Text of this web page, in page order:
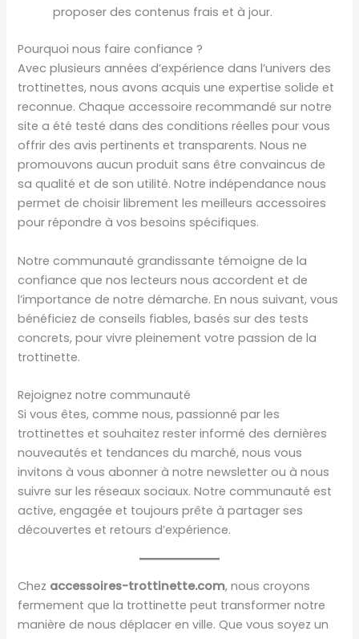
proposer des contenus frais et à jour.
Pourquoi nous faire confiance ?
Avec plusieurs années d’expérience dans l’univers des
trottinettes, nous avons acquis une expertise solide et
reconnue. Chaque accessoire recommandé sur notre
site a été testé dans des conditions réelles pour vous
offrir des avis pertinents et transparents. Nous ne
promouvons aucun produit sans être convaincus de
sa qualité et de son utilité. Notre indépendance nous
permet de choisir librement les meilleurs accessoires
pour répondre à vos besoins spécifiques.
Notre communauté grandissante témoigne de la
confiance que nos lecteurs nous accordent et de
l’importance de notre démarche. En nous suivant, vous
bénéficiez de conseils fiables, basés sur des tests
concrets, pour vivre pleinement votre passion de la
trottinette.
Rejoignez notre communauté
Si vous êtes, comme nous, passionné par les
trottinettes et souhaitez rester informé des dernières
nouveautés et tendances du marché, nous vous
invitons à vous abonner à notre newsletter ou à nous
suivre sur les réseaux sociaux. Notre communauté est
active, engagée et toujours prête à partager ses
découvertes et retours d’expérience.
Chez accessoires-trottinette.com, nous croyons
fermement que la trottinette peut transformer notre
manière de nous déplacer en ville. Que vous soyez un